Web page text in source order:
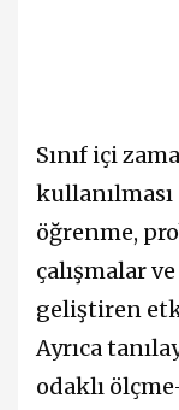
Sınıf içi
öğrenme,
çalışmalar
geliştiren
Ayrıca
odaklı